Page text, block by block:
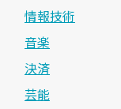
情報技術
音楽
決済
芸能